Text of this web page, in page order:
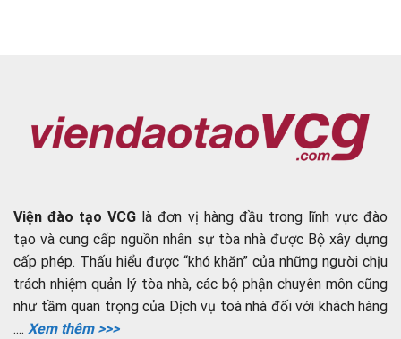
Viện đào tạo VCG là đơn vị hàng đầu trong lĩnh vực đào
tạo và cung cấp nguồn nhân sự tòa nhà được Bộ xây dựng
cấp phép. Thấu hiểu được “khó khăn” của những người chịu
trách nhiệm quản lý tòa nhà, các bộ phận chuyên môn cũng
như tầm quan trọng của Dịch vụ toà nhà đối với khách hàng
.... Xem thêm >>>